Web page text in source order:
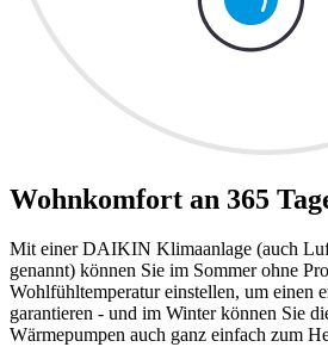
Wohnkomfort an 365
Mit einer DAIKIN Klimaanlage (auch
genannt) können Sie im Sommer ohne
Wohlfühltemperatur einstellen, um einen
garantieren - und im Winter können Sie
Wärmepumpen auch ganz einfach zum